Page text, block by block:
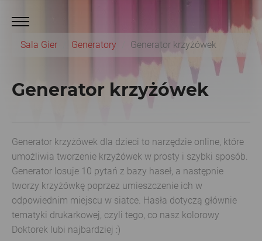
Sala Gier Generatory Generator krzyżówek
Generator krzyżówek
Generator krzyżówek dla dzieci to narzędzie online, które
umożliwia tworzenie krzyżówek w prosty i szybki sposób.
Generator losuje 10 pytań z bazy haseł, a następnie
tworzy krzyżówkę poprzez umieszczenie ich w
odpowiednim miejscu w siatce. Hasła dotyczą głównie
tematyki drukarkowej, czyli tego, co nasz kolorowy
Doktorek lubi najbardziej :)